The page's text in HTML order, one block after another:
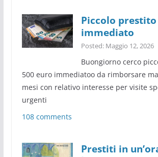
Piccolo
immediato
Posted: Maggio 12, 2026
Buongiorno cerco
500 euro immediatoo da rimborsare
mesi con relativo interesse per visite
urgenti
108 comments
Prestiti in